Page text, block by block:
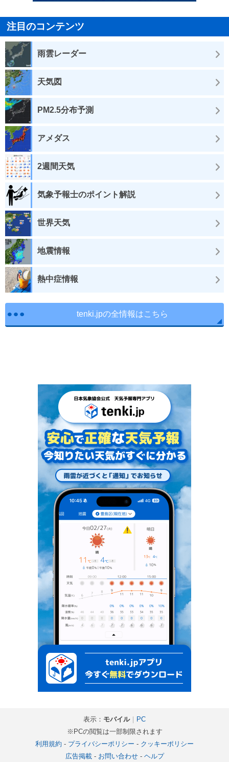
注目のコンテンツ
雨雲レーダー
天気図
PM2.5分布予測
アメダス
2週間天気
気象予報士のポイント解説
世界天気
地震情報
熱中症情報
tenki.jpの全情報はこちら
表示： モバイル｜ PC
※PCの閲覧は一部制限されます
利用規約 - プライバシーポリシー - クッキーポリシー
広告掲載- お問い合わせ- ヘルプ